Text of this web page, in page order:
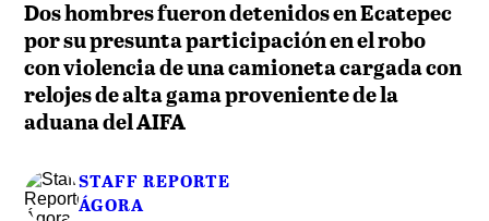
Dos hombres fueron detenidos en Ecatepec
por su presunta participación en el robo
con violencia de una camioneta cargada con
relojes de alta gama proveniente de la
aduana del AIFA
STAFF REPORTE
ÁGORA